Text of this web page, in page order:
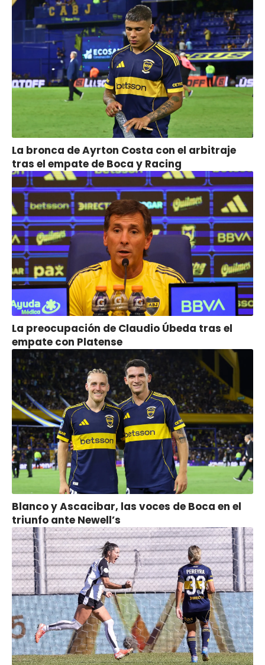
La bronca de Ayrton Costa con el arbitraje
tras el empate de Boca y Racing
La preocupación de Claudio Úbeda tras el
empate con Platense
Blanco y Ascacibar, las voces de Boca en el
triunfo ante Newell’s